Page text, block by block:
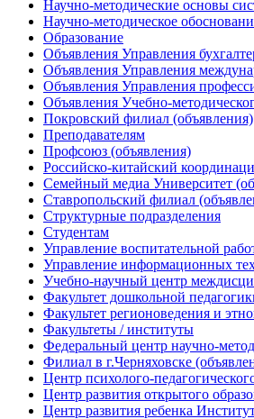
Научно-методические основы
Научно-методическое
Образование
Объявления Управления
Объявления Управления
Объявления Управления
Объявления Учебно-
Покровский филиал (объявления)
Преподавателям
Профсоюз (объявления)
Российско-китайский
Семейный медиа Университет
Ставропольский филиал
Структурные подразделения
Студентам
Управление воспитательной
Управление информационных
Учебно-научный центр
Факультет дошкольной
Факультет регионоведения и
Факультеты / институты
Федеральный центр научно-
Филиал в г.Черняховске
Центр психолого-
Центр развития открытого
Центр развития ребенка